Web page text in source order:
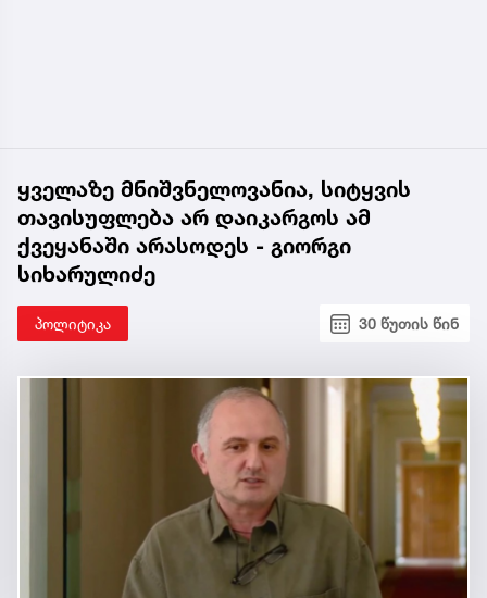
ყველაზე მნიშვნელოვანია, სიტყვის
თავისუფლება არ დაიკარგოს ამ
ქვეყანაში არასოდეს - გიორგი
სიხარულიძე
პოლიტიკა 30 წუთის წინ